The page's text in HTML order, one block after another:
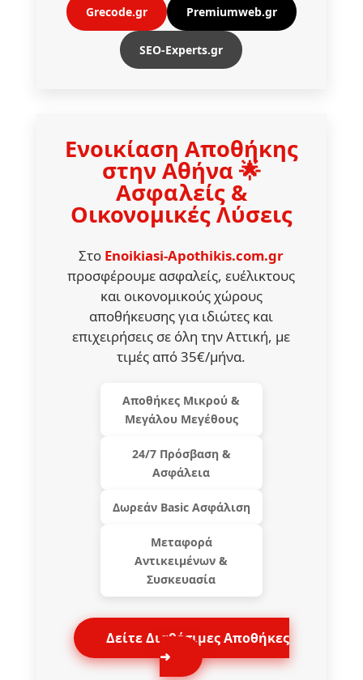
Grecode.gr Premiumweb.gr
SEO-Experts.gr
Ενοικίαση Αποθήκης
στην Αθήνα 🌟
Ασφαλείς &
Οικονομικές Λύσεις
Στο Enoikiasi-Apothikis.com.gr
προσφέρουμε ασφαλείς, ευέλικτους
και οικονομικούς χώρους
αποθήκευσης για ιδιώτες και
επιχειρήσεις σε όλη την Αττική, με
τιμές από 35€/μήνα.
Αποθήκες Μικρού &
Μεγάλου Μεγέθους
24/7 Πρόσβαση &
Ασφάλεια
Δωρεάν Basic Ασφάλιση
Μεταφορά
Αντικειμένων &
Συσκευασία
Δείτε Διαθέσιμες Αποθήκες
➜